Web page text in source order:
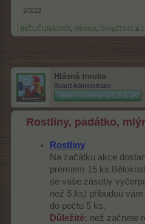
2/3/22
INČUČUNA1959 Mřenka Greg27141 a
Hlásná trouba
Board Administrator
Team Farmerama CZ & SK
Rostliny, padátko,
Rostliny
Na začátku akce
prémiem 15 ks
se vaše zásoby
než 5 ks) přibudou
do počtu 5 ks.
Důležité: než začnete